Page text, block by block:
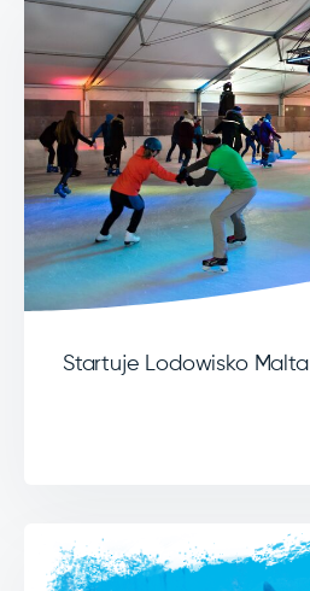
Startuje Lodowisko Malta